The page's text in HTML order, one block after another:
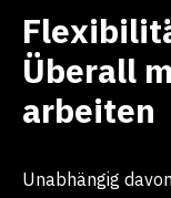
Überall
arbeiten
Unabhängig